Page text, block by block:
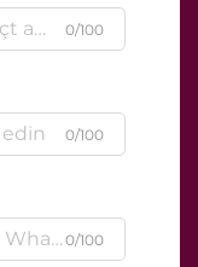
0/100
0/100
0/100